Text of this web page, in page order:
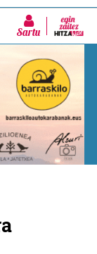
Sartu